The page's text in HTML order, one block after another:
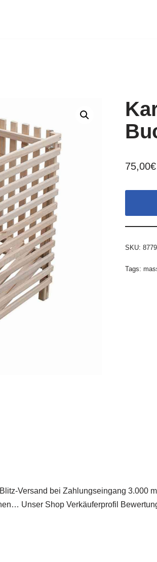
75,00€
SKU:
Tags:
Versand bei Zahlungseingang 3.000
Unser Shop Verkäuferprofil